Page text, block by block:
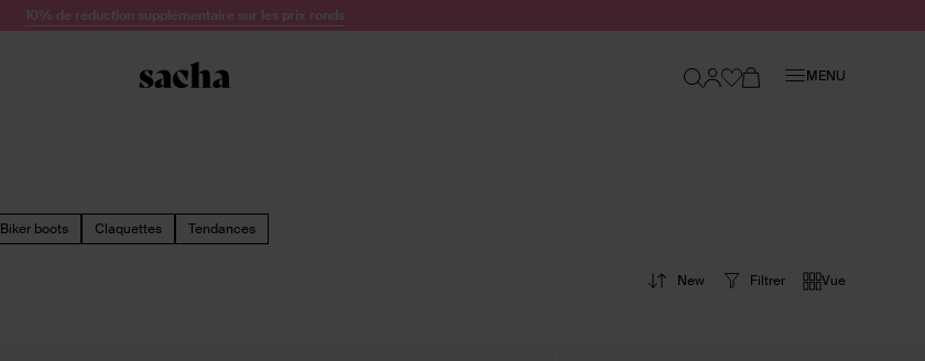
10% de réduction supplémentaire sur les prix ronds
MENU
Biker boots Claquettes Tendances
Filtrer Vue
New